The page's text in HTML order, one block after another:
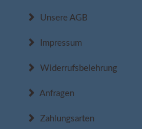
Unsere AGB
Impressum
Widerrufsbelehrung
Anfragen
Zahlungsarten